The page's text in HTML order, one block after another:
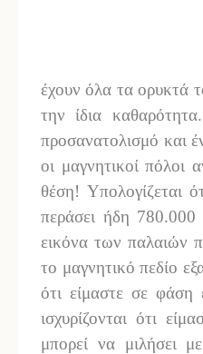
έχουν όλα τα ορυκτά
την ίδια
προσανατολισμό και
οι μαγνητικοί πόλοι
θέση! Υπολογίζεται
περάσει ήδη 780.000
εικόνα των παλαιών
το μαγνητικό πεδίο
ότι είμαστε σε φάση
ισχυρίζονται ότι
μπορεί να μιλήσει